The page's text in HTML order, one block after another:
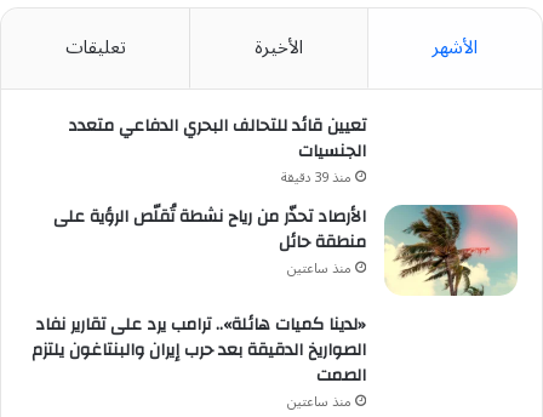
الأشهر الأخيرة تعليقات
تعيين قائد للتحالف البحري الدفاعي متعدد
الجنسيات
منذ 39 دقيقة
الأرصاد تحذّر من رياح نشطة تُقلّص الرؤية على
منطقة حائل
منذ ساعتين
«لدينا كميات هائلة».. ترامب يرد على تقارير نفاد
الصواريخ الدقيقة بعد حرب إيران والبنتاغون يلتزم
الصمت
منذ ساعتين